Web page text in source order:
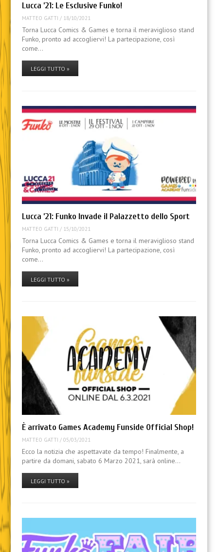
Lucca ’21: Le Esclusive Funko!
MATTEO GATTI / 18/10/2021
Torna Lucca Comics & Games e torna il meraviglioso stand
Funko, pronto ad accogliervi! La partecipazione, così
come…
LEGGI TUTTO »
Lucca ’21: Funko Invade il Palazzetto dello Sport
MATTEO GATTI / 15/10/2021
Torna Lucca Comics & Games e torna il meraviglioso stand
Funko, pronto ad accogliervi! La partecipazione, così
come…
LEGGI TUTTO »
È arrivato Games Academy Funside Official Shop!
MATTEO GATTI / 05/03/2021
Ecco la notizia che aspettavate da tempo! Finalmente, a
partire da domani, sabato 6 Marzo 2021, sarà online…
LEGGI TUTTO »